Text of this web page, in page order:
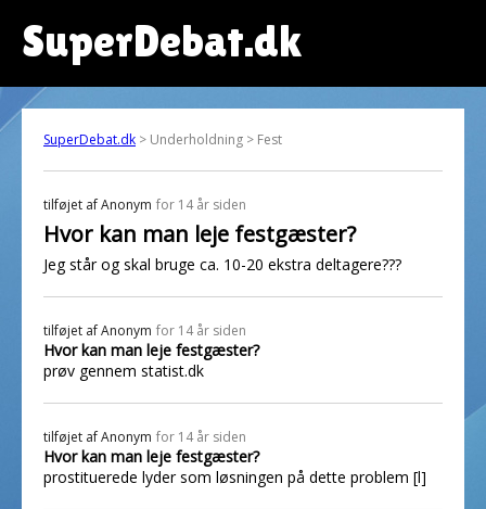
SuperDebat.dk
SuperDebat.dk > Underholdning > Fest
tilføjet afAnonym for 14 år siden
Hvor kan man leje festgæster?
Jeg står og skal bruge ca. 10-20 ekstra deltagere???
tilføjet afAnonym for 14 år siden
Hvor kan man leje festgæster?
prøv gennem statist.dk
tilføjet afAnonym for 14 år siden
Hvor kan man leje festgæster?
prostituerede lyder som løsningen på dette problem [l]